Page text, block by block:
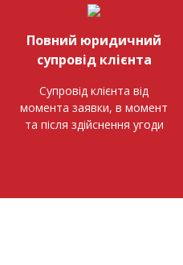
Повний юридичний
супровід клієнта
Супровід клієнта від
момента заявки, в момент
та після здійснення угоди